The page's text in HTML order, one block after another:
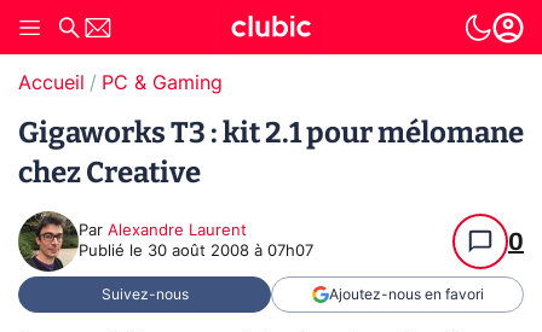
Accueil PC & Gaming
Gigaworks T3 : kit 2.1 pour mélomane
chez Creative
Par Alexandre Laurent
Publié le 30 août 2008 à 07h07 0
Suivez-nous Ajoutez-nous en favori